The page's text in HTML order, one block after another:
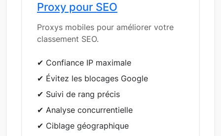
Proxy pour SEO
Proxys mobiles pour améliorer votre
classement SEO.
✔ Confiance IP maximale
✔ Évitez les blocages Google
✔ Suivi de rang précis
✔ Analyse concurrentielle
✔ Ciblage géographique